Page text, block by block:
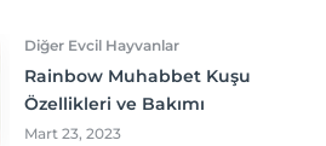
Diğer Evcil Hayvanlar
Rainbow Muhabbet Kuşu
Özellikleri ve Bakımı
Mart 23, 2023